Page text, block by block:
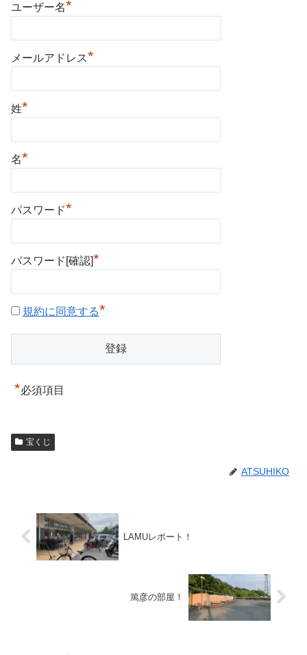
ユーザー名*
メールアドレス*
姓*
名*
パスワード*
パスワード[確認]*
規約に同意する*
*必須項目
宝くじ
ATSUHIKO
LAMUレポート！
篤彦の部屋！